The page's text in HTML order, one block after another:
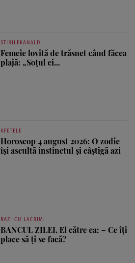
STIRILEKANALD
Femeie lovită de trăsnet când făcea
plajă: „Soțul ei...
KFETELE
Horoscop 4 august 2026: O zodie
își ascultă instinctul și câștigă azi
RAZI CU LACRIMI
BANCUL ZILEI. El către ea: – Ce îți
place să ți se facă?